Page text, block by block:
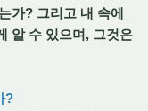
가? 그리고 내 속에
알 수 있으며, 그것은
?